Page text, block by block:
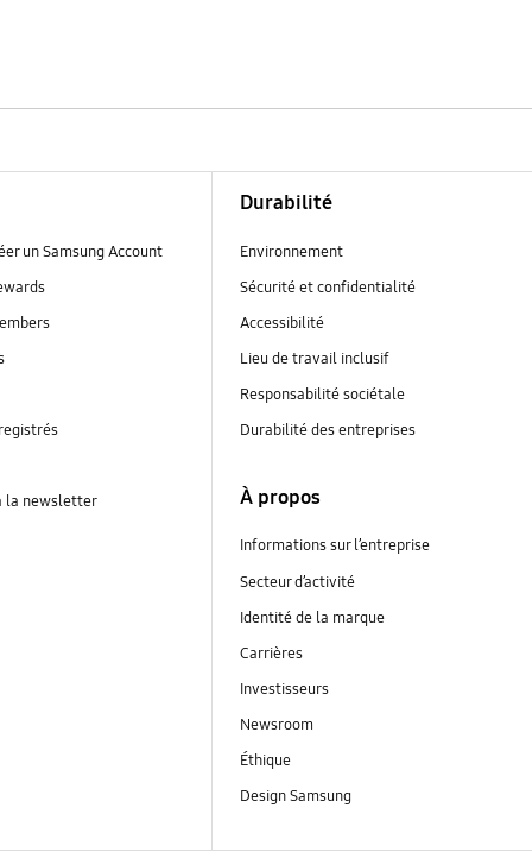
un Samsung Account
la newsletter
Durabilité
Environnement
Sécurité et confidentialité
Accessibilité
Lieu de travail inclusif
Responsabilité sociétale
Durabilité des entreprises
À propos
Informations sur l’entreprise
Secteur d’activité
Identité de la marque
Carrières
Investisseurs
Newsroom
Éthique
Design Samsung